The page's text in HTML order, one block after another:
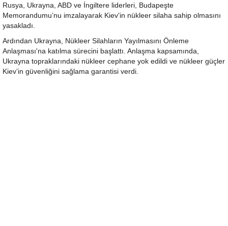
Rusya, Ukrayna, ABD ve İngiltere liderleri, Budapeşte
Memorandumu’nu imzalayarak Kiev'in nükleer silaha sahip olmasını
yasakladı.
Ardından Ukrayna, Nükleer Silahların Yayılmasını Önleme
Anlaşması'na katılma sürecini başlattı. Anlaşma kapsamında,
Ukrayna topraklarındaki nükleer cephane yok edildi ve nükleer güçler
Kiev’in güvenliğini sağlama garantisi verdi.